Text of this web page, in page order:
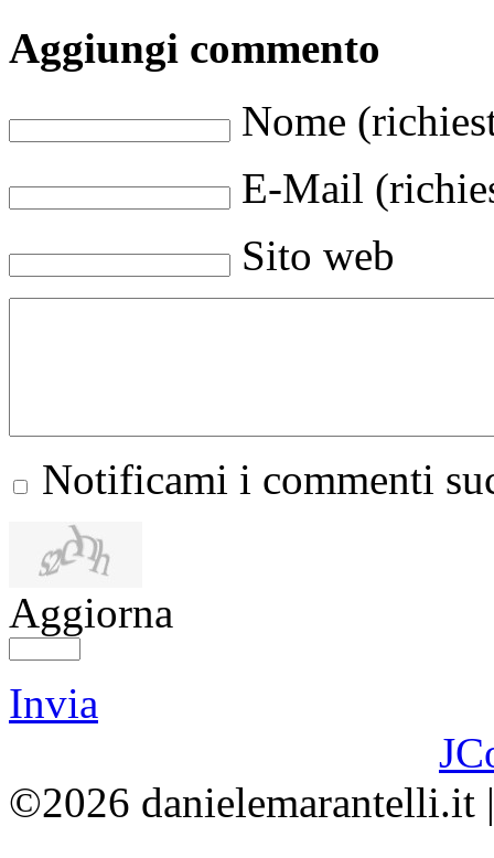
Aggiungi commento
Nome
E-Mail
Sito web
Notificami i commenti
Aggiorna
Invia
©2026 danielemarantelli.it